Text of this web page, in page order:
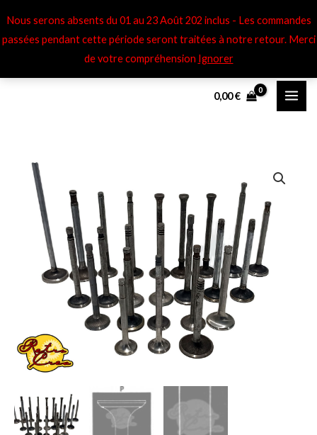
Nous serons absents du 01 au 23 Août 202 inclus - Les commandes
passées pendant cette période seront traitées à notre retour​. Merci
de votre compréhension Ignorer
au
contenu
0,00€